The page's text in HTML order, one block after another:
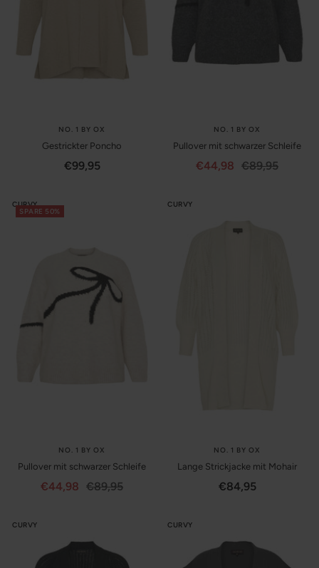
NO. 1 BY OX
Gestrickter Poncho
Angebotspreis
€99,95
NO. 1 BY OX
Pullover mit schwarzer Schleife
Angebotspreis
€44,98 Regulärer
€89,95
SPARE 50%
CURVY
NO. 1 BY OX
Pullover mit schwarzer Schleife
Angebotspreis
€44,98 Regulärer
€89,95
CURVY
NO. 1 BY OX
Lange Strickjacke mit Mohair
Angebotspreis
€84,95
CURVY CURVY